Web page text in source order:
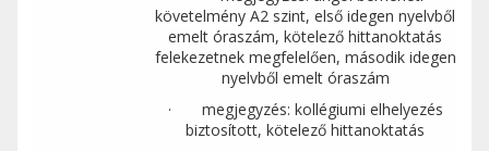
követelmény A2 szint, első idegen nyelvből
emelt óraszám, kötelező hittanoktatás
felekezetnek megfelelően, második idegen
nyelvből emelt óraszám
· megjegyzés: kollégiumi elhelyezés
biztosított, kötelező hittanoktatás